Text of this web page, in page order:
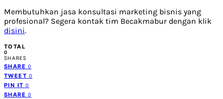
Membutuhkan jasa konsultasi marketing bisnis yang
profesional? Segera kontak tim Becakmabur dengan klik
disini.
TOTAL
0
SHARES
SHARE 0
TWEET 0
PIN IT 0
SHARE 0